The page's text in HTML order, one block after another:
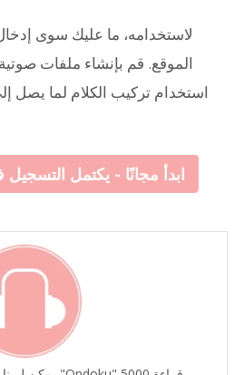
لاستخدامه، ما عليك سوى
الموقع. قم بإنشاء ملفات
ابدأ مجانًا - يكتمل